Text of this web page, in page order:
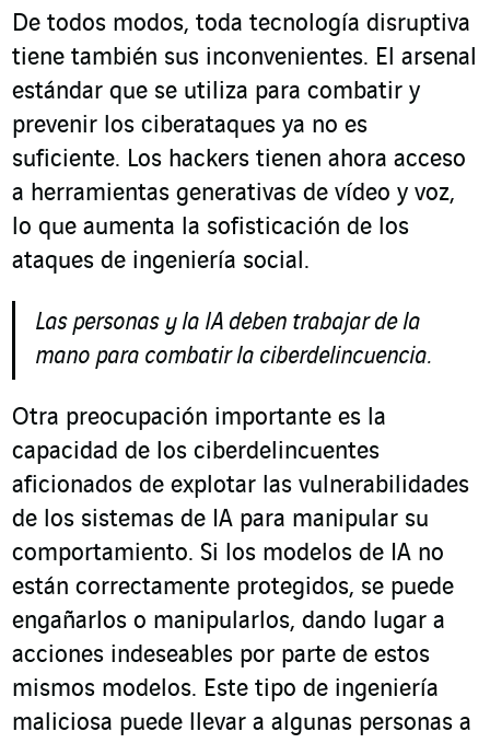
De todos modos, toda tecnología disruptiva
tiene también sus inconvenientes. El arsenal
estándar que se utiliza para combatir y
prevenir los ciberataques ya no es
suficiente. Los hackers tienen ahora acceso
a herramientas generativas de vídeo y voz,
lo que aumenta la sofisticación de los
ataques de ingeniería social.
Las personas y la IA deben trabajar de la
mano para combatir la ciberdelincuencia.
Otra preocupación importante es la
capacidad de los ciberdelincuentes
aficionados de explotar las vulnerabilidades
de los sistemas de IA para manipular su
comportamiento. Si los modelos de IA no
están correctamente protegidos, se puede
engañarlos o manipularlos, dando lugar a
acciones indeseables por parte de estos
mismos modelos. Este tipo de ingeniería
maliciosa puede llevar a algunas personas a